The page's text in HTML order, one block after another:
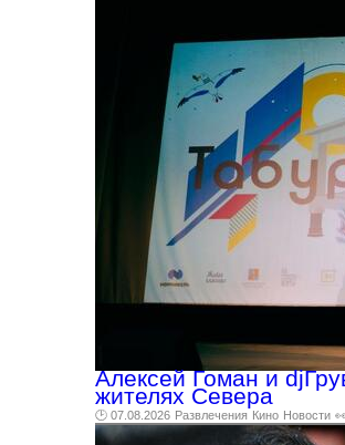
Алексей Гоман и
жителях Севера
🕑 07.08.2026 Развлечения Кино Новости